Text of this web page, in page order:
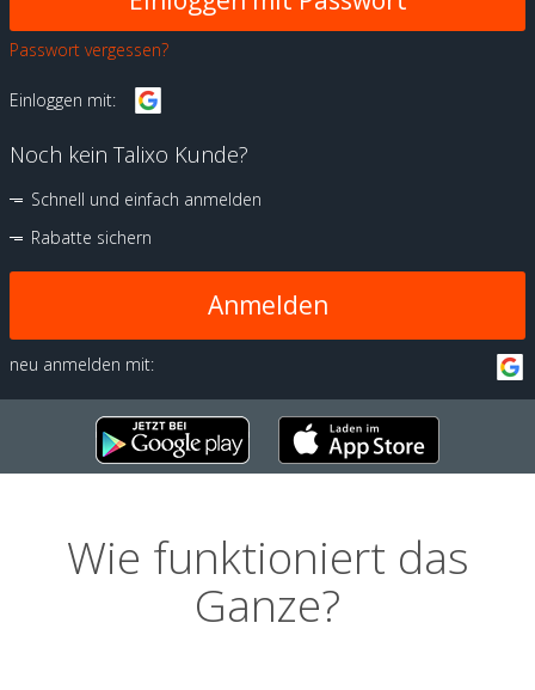
Passwort vergessen?
Einloggen mit:
Noch kein Talixo Kunde?
Schnell und einfach anmelden
Rabatte sichern
Anmelden
neu anmelden mit:
Wie funktioniert das
Ganze?